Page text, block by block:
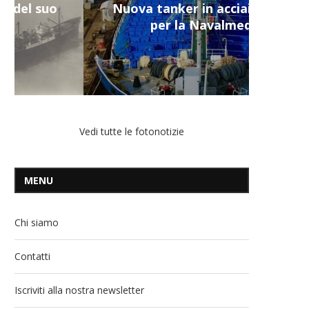
Nuova tanker in acciaio inox
per la Navalmed
Vedi tutte le fotonotizie
MENU
Chi siamo
Contatti
Iscriviti alla nostra newsletter